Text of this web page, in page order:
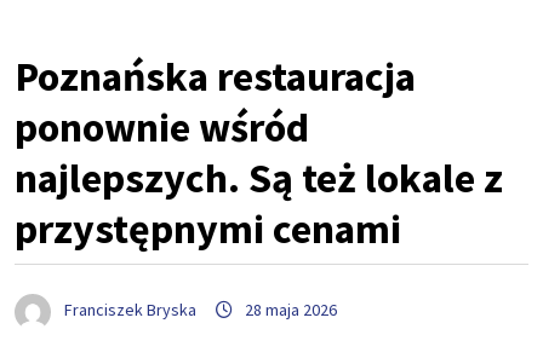
Poznańska restauracja
ponownie wśród
najlepszych. Są też lokale z
przystępnymi cenami
Franciszek Bryska 28 maja 2026